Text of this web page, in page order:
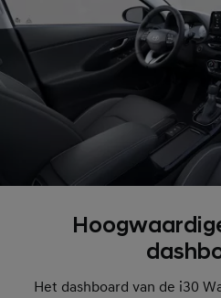
Het dashboard van de i30